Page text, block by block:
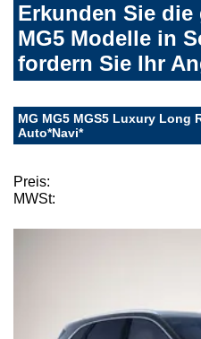
Erkunden Sie die
MG5 Modelle in
fordern Sie Ihr
MG MG5 MGS5 Luxury Long
Auto*Navi*
Preis:
MWSt: